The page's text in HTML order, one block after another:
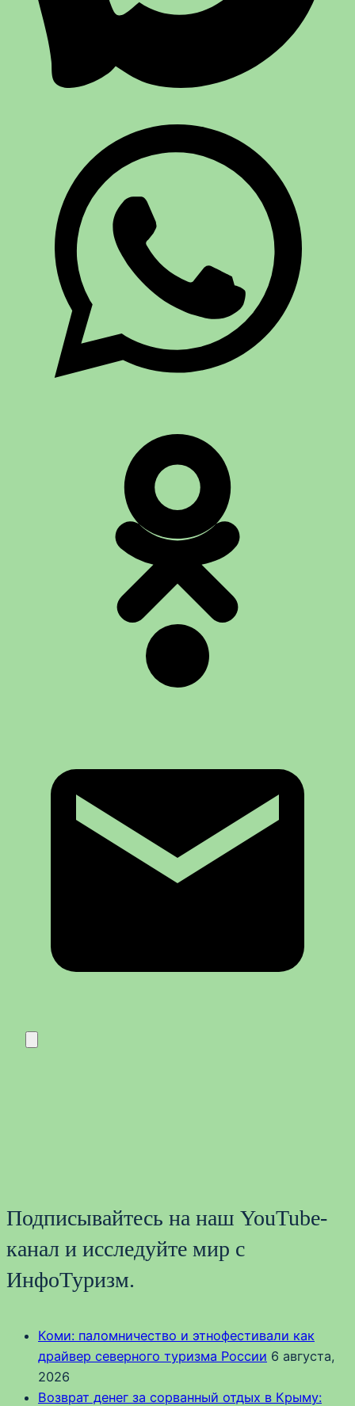
Подписывайтесь на наш YouTube-
канал и исследуйте мир с
ИнфоТуризм.
Коми: паломничество и этнофестивали как
драйвер северного туризма России 6 августа,
2026
Возврат денег за сорванный отдых в Крыму: